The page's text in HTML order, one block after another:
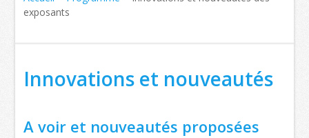
exposants
Innovations et nouveautés
A voir et nouveautés proposées